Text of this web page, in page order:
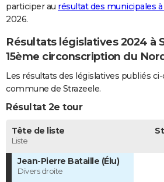
S'inscrire
Se connecter
Lycées
Collèges
Primaires
Universités
Entreprises
Service militaire
Avis de recherche
AVIS DE DÉCÈS
FORUM
Bricolage
Lifestyle
Culture
Sport
Auto
Television
Voyage
Cinema
participer au résultat des municipales à
2026.
Résultats législatives 2024 à
15ème circonscription du
Les résultats des législatives publiés
commune de Strazeele.
Résultat 2e tour
Tête de liste
Liste
Jean-Pierre Bataille (Élu)
Divers droite